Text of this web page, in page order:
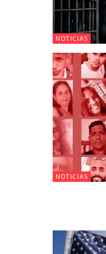
NOTICIAS
NOTICIAS